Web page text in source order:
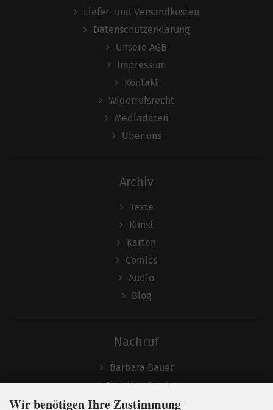
Liefer- und Versandkosten
Datenschutzerklärung
Unsere AGB
Impressum
Kontakt
Widerrufsrecht
Mediadaten
Über uns
Archiv
Texte
Kunst
Karten
Comics
Audio
Blog
Nachruf
Barbara Bauer
Christian Semler
Wir benötigen Ihre Zustimmung